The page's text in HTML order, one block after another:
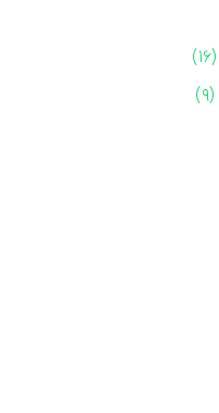
(۱۶)
(۹)